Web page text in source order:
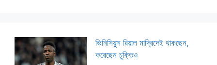
ভিনিসিয়ুস রিয়াল মাদ্রিদেই থাকছেন,
করেছেন চুক্তিও